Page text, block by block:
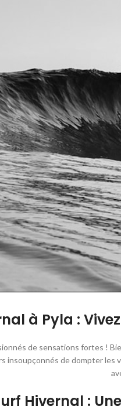
à Pyla :
de sensations fortes !
insoupçonnés de dompter les
Hivernal :